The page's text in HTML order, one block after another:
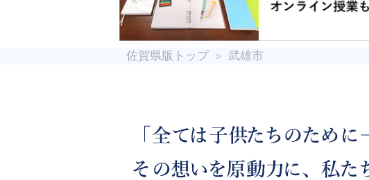
佐賀県版トップ 武雄市